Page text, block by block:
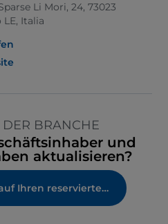
Li Mori, 24, 73023
LE, Italia
DER BRANCHE
und
aktualisieren?
Greifen Sie jetzt auf Ihren reservierten Bereich zu